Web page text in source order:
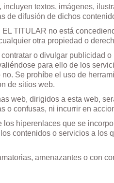
textos, imágenes,
de difusión de dichos
TITULAR no está
otra propiedad o
o divulgar publicidad
para ello de los
Se prohíbe el uso de
de sitios web.
web, dirigidos a esta web,
o confusas, ni incurrir en
hiperenlaces que se
contenidos o servicios a los
amenazantes o con